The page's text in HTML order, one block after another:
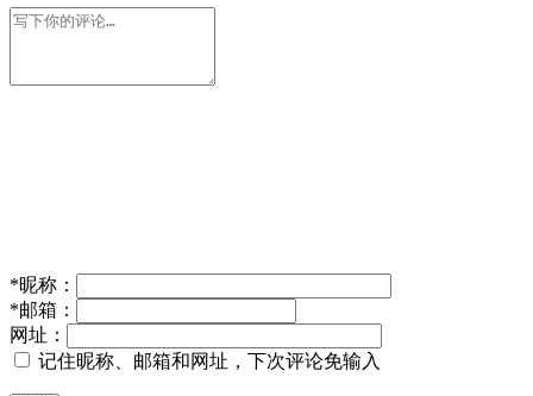
*昵称：
*邮箱：
网址：
记住昵称、邮箱和网址，下次评论免输入